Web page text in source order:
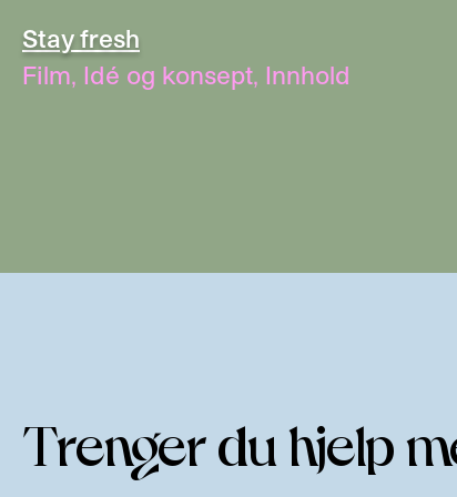
Film, Idé og konsept, Innhold
Stay fresh
Trenger du hjelp